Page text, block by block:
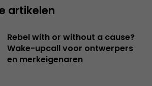
artikelen
Rebel with or without a cause?
Wake-upcall voor ontwerpers
en merkeigenaren